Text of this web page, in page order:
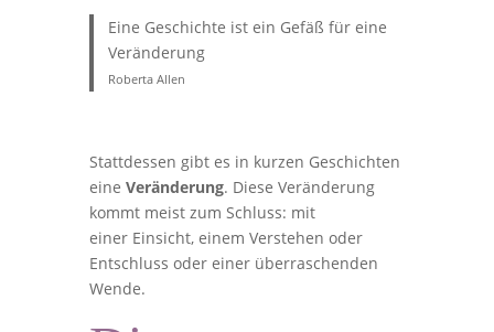
Eine Geschichte ist ein Gefäß für eine
Veränderung
Roberta Allen
Stattdessen gibt es in kurzen Geschichten
eine Veränderung. Diese Veränderung
kommt meist zum Schluss: mit
einer Einsicht, einem Verstehen oder
Entschluss oder einer überraschenden
Wende.